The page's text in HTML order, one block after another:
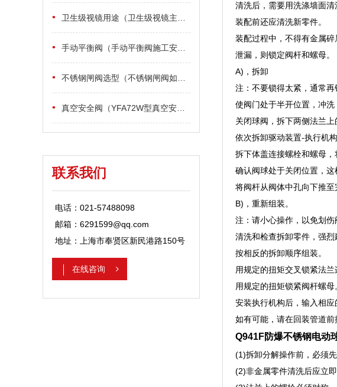
• 卫生级视镜用途（卫生级视镜主要用在哪）
• 手动平衡阀（手动平衡阀施工安装要点）
• 不锈钢闸阀选型（不锈钢闸阀如何挑选）
• 真空安全阀（YFA72W型真空安全阀工作原理与用途）
联系我们
电话：021-57488098
邮箱：6291599@qq.com
地址：上海市奉贤区新民港路150号
在线咨询
清洗后，需要用洗涤墙面
装配前还应清洗新零件。
装配过程中，不得有金属
泄漏，则锁定阀杆和螺母。
A)，拆卸
注：不要锁得太紧，通常再
使阀门处于半开位置，冲洗
关闭球阀，拆下两侧法兰
依次拆卸驱动装置-执行机
拆下体盖连接螺栓和螺母，
确认阀球处于关闭位置，这
将阀杆从阀体中孔向下推至
B)，重新组装。
注：请小心操作，以免划伤
清洗和检查拆卸零件，强烈
按相反的拆卸顺序组装。
用规定的扭矩交叉锁紧法兰
用规定的扭矩锁紧阀杆螺母
安装执行机构后，输入相应
如有可能，请在回装管道前
Q941F防爆不锈钢电动
(1)拆卸分解操作前，必须
(2)非金属零件清洗后应立